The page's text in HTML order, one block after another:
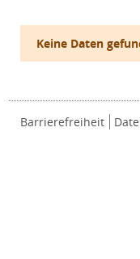
Keine Daten
Barrierefreiheit